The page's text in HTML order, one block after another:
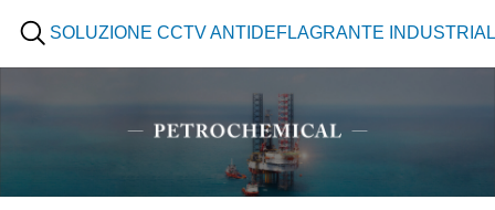
SOLUZIONE CCTV ANTIDEFLAGRANTE